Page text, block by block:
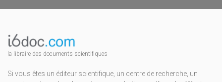
la libraire des documents scientifiques
Si vous êtes un éditeur scientifique, un centre de recherche, un